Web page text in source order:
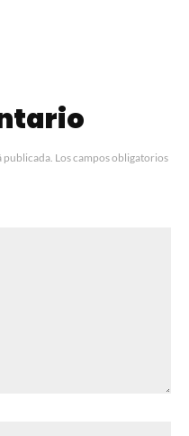
Los campos obligatorios